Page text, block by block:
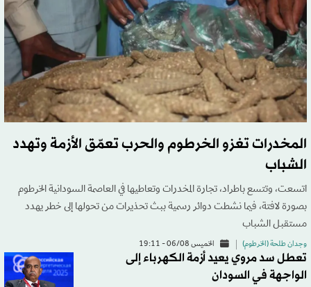
المخدرات تغزو الخرطوم والحرب تعمّق الأزمة وتهدد
الشباب
اتسعت، وتتسع باطراد، تجارة المخدرات وتعاطيها في العاصمة السودانية الخرطوم
بصورة لافتة، فيما نشطت دوائر رسمية ببث تحذيرات من تحولها إلى خطر يهدد
مستقبل الشباب
وجدان طلحة (الخرطوم) الخميس 06/08 - 19:11
تعطل سد مروي يعيد أزمة الكهرباء إلى
الواجهة في السودان